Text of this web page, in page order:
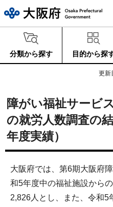
分類から探す 目的から探
更新
障がい福祉サービ
の就労人数調査の
年度実績）
大阪府では、第6期大阪府
和5年度中の福祉施設から
2,826人とし、また、令和5